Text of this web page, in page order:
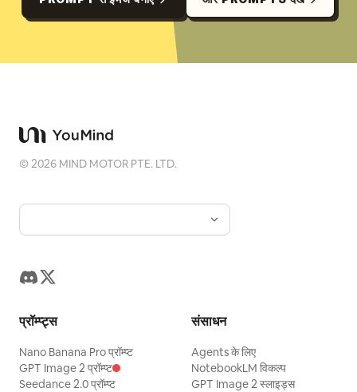
©2026 MIND MOTOR PTE. LTD.
प्रॉम्प्ट्स
Nano Banana Pro प्रॉम्प्ट
GPT Image 2 प्रॉम्प्ट
Seedance 2.0 प्रॉम्प्ट
संसाधन
Agents के लिए
NotebookLM विकल्प
GPT Image 2 स्लाइड्स